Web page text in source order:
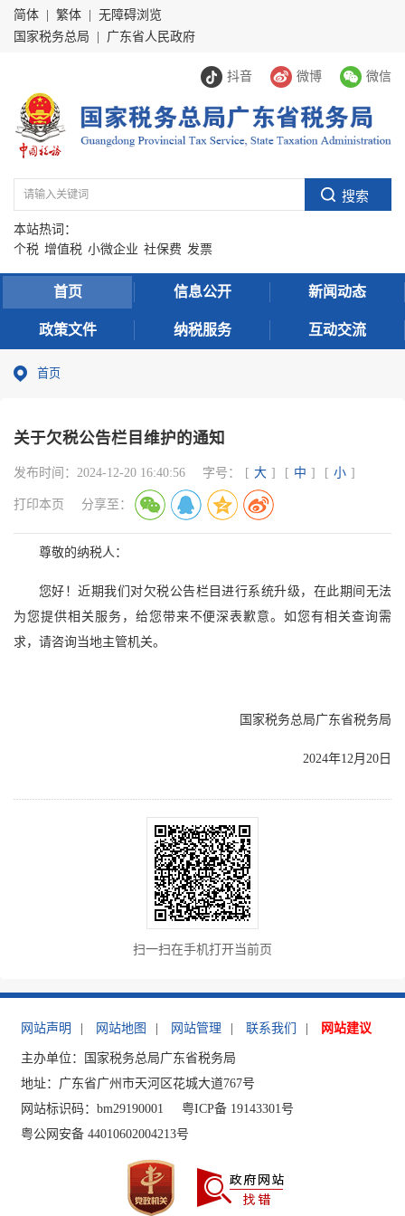
简体 繁体
无障碍浏览
国家税务总局
广东省人民政府
抖音 微博 微信
本站热词：
个税 增值税 小微企业 社保费 发票
首页 信息公开 新闻动态
政策文件 纳税服务 互动交流
首页
关于欠税公告栏目维护的通知
发布时间： 2024-12-20 16:40:56 字号： [ 大 ] [ 中 ] [ 小 ]
打印本页 分享至：
尊敬的纳税人：
您好！近期我们对欠税公告栏目进行系统升级，在此期间无法
为您提供相关服务，给您带来不便深表歉意。如您有相关查询需
求，请咨询当地主管机关。
国家税务总局广东省税务局
2024年12月20日
扫一扫在手机打开当前页
网站声明 网站地图 网站管理 联系我们 网站建议
主办单位：国家税务总局广东省税务局
地址：广东省广州市天河区花城大道767号
网站标识码：bm29190001
粤ICP备 19143301号
粤公网安备 44010602004213号